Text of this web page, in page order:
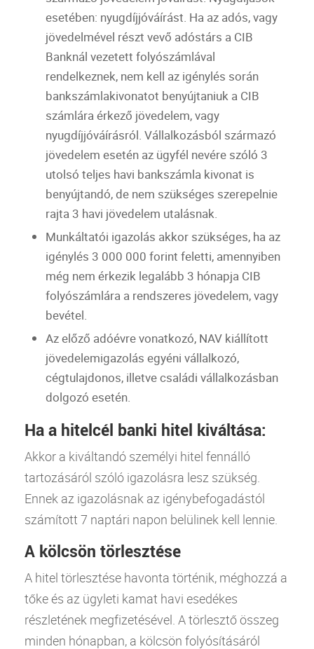
esetében: nyugdíjjóváírást. Ha az adós, vagy
jövedelmével részt vevő adóstárs a CIB
Banknál vezetett folyószámlával
rendelkeznek, nem kell az igénylés során
bankszámlakivonatot benyújtaniuk a CIB
számlára érkező jövedelem, vagy
nyugdíjjóváírásról. Vállalkozásból származó
jövedelem esetén az ügyfél nevére szóló 3
utolsó teljes havi bankszámla kivonat is
benyújtandó, de nem szükséges szerepelnie
rajta 3 havi jövedelem utalásnak.
Munkáltatói igazolás akkor szükséges, ha az
igénylés 3 000 000 forint feletti, amennyiben
még nem érkezik legalább 3 hónapja CIB
folyószámlára a rendszeres jövedelem, vagy
bevétel.
Az előző adóévre vonatkozó, NAV kiállított
jövedelemigazolás egyéni vállalkozó,
cégtulajdonos, illetve családi vállalkozásban
dolgozó esetén.
Ha a hitelcél banki hitel kiváltása:
Akkor a kiváltandó személyi hitel fennálló
tartozásáról szóló igazolásra lesz szükség.
Ennek az igazolásnak az igénybefogadástól
számított 7 naptári napon belülinek kell lennie.
A kölcsön törlesztése
A hitel törlesztése havonta történik, méghozzá a
tőke és az ügyleti kamat havi esedékes
részletének megfizetésével. A törlesztő összeg
minden hónapban, a kölcsön folyósításáról